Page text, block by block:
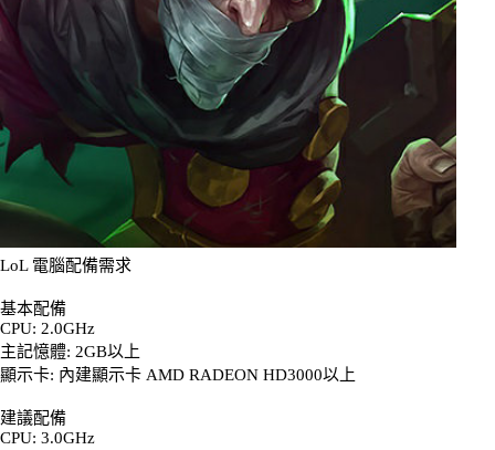
LoL 電腦配備需求
基本配備
CPU: 2.0GHz
主記憶體: 2GB以上
顯示卡: 內建顯示卡 AMD RADEON HD3000以上
建議配備
CPU: 3.0GHz